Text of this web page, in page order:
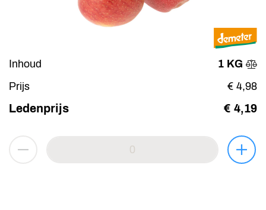
Inhoud
1 KG
Prijs
€ 4,98
Ledenprijs € 4,19